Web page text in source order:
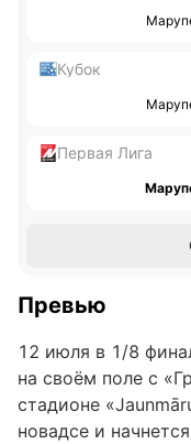
Кубок
Первая Лига
Превью
12 июля в 1/8
на своём поле с
стадионе
новадсе и